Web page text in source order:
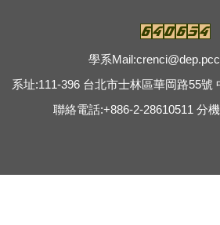
學系Mail:
系址:111-396 台北市士林區華岡路55號
聯絡電話:+886-2-28610511 分